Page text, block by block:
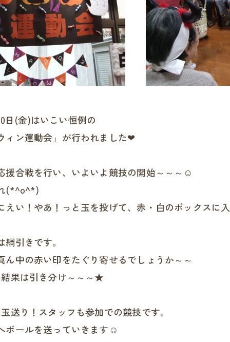
日(金)はいこい恒例の
ィン運動会」が行われました❤
援合戦を行い、いよいよ競技の開始～～～☺
(*^o^*)
えい！やあ！っと玉を投げて、赤・白のボックス
引きです。
ん中の赤い印をたぐり寄せるでしょうか～～
果は引き分け～～～★
送り！スタッフも参加での競技です。
ボールを送っていきます☺